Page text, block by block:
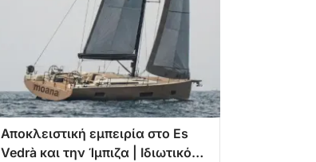
Αποκλειστική εμπειρία στο Es
Vedrà και την Ίμπιζα | Ιδιωτικό